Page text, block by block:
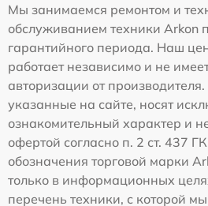
Мы занимаемся ремонтом и
обслуживанием техники Arkon
гарантийного периода. Наш
работает независимо и не
авторизации от
указанные на сайте, носят
ознакомительный характер и
офертой согласно п. 2 ст. 437
обозначения торговой марки
только в информационных
перечень техники, с которой